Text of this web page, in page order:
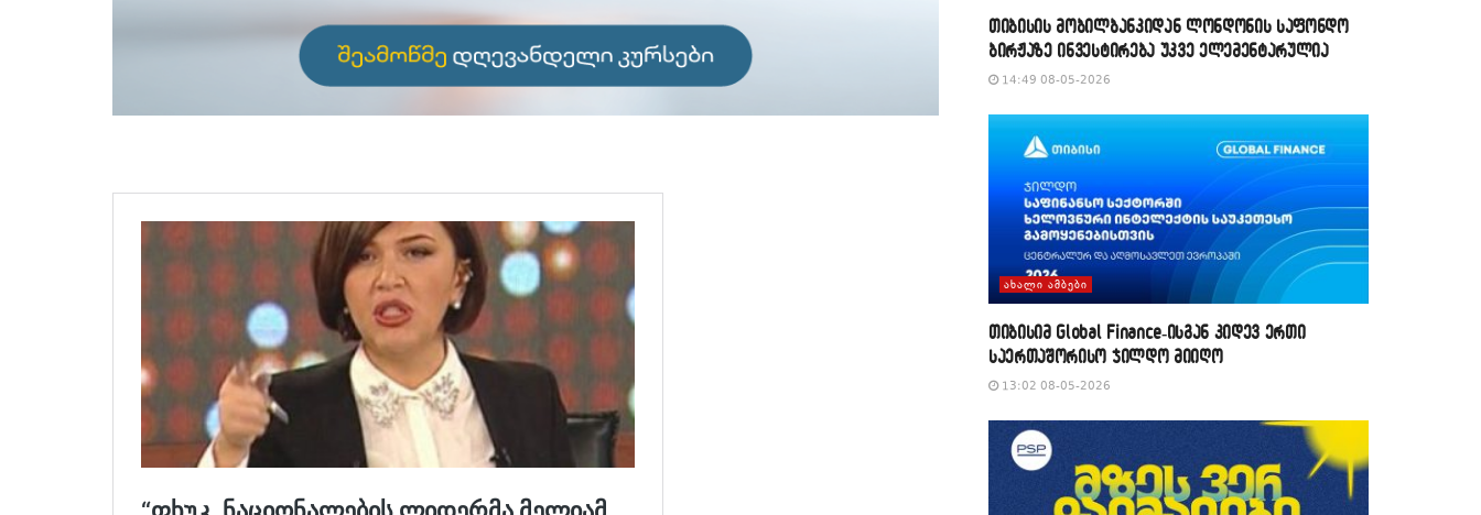
თიბისის მობილბანკიდან ლონდონის საფონდო
ბირჟაზე ინვესტირება უკვე ელემენტარულია
14:49 08-05-2026
ᲐᲮᲐᲚᲘ ᲐᲛᲑᲔᲑᲘ
თიბისიმ Global Finance-ისგან კიდევ ერთი
საერთაშორისო ჯილდო მიიღო
13:02 08-05-2026